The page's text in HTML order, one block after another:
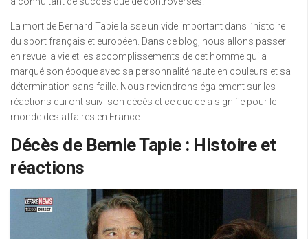
La mort de Bernard Tapie laisse un vide important dans l’histoire
du sport français et européen. Dans ce blog, nous allons passer
en revue la vie et les accomplissements de cet homme qui a
marqué son époque avec sa personnalité haute en couleurs et sa
détermination sans faille. Nous reviendrons également sur les
réactions qui ont suivi son décès et ce que cela signifie pour le
monde des affaires en France.
Décès de Bernie Tapie : Histoire et
réactions